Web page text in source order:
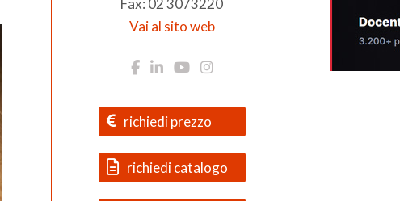
Vai al sito web
richiedi prezzo
richiedi catalogo